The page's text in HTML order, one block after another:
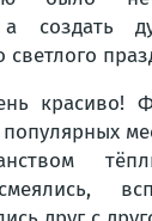
а создать
светлого
красиво!